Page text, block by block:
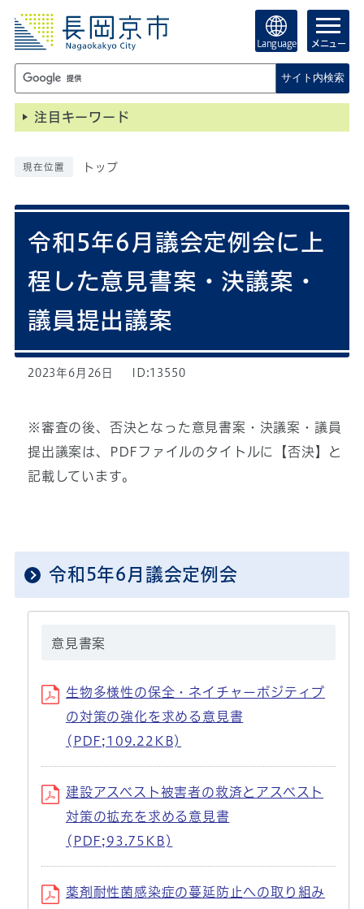
Language メニュー
サイト内検索
注目キーワード
現在位置 トップ
令和5年6月議会定例会に上
程した意見書案・決議案・
議員提出議案
2023年6月26日 ID:13550
※審査の後、否決となった意見書案・決議案・議員
提出議案は、PDFファイルのタイトルに【否決】と
記載しています。
令和5年6月議会定例会
意見書案
生物多様性の保全・ネイチャーポジティブ
の対策の強化を求める意見書
(PDF;109.22KB)
建設アスベスト被害者の救済とアスベスト
対策の拡充を求める意見書
(PDF;93.75KB)
薬剤耐性菌感染症の蔓延防止への取り組み